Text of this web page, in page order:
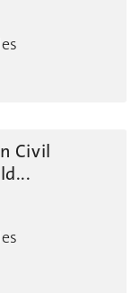
Civil